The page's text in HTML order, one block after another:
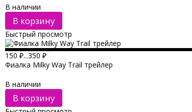
В наличии
В корзину
Быстрый просмотр
150 ₽...350 ₽
Фиалка Milky Way Trail трейлер
В наличии
В корзину